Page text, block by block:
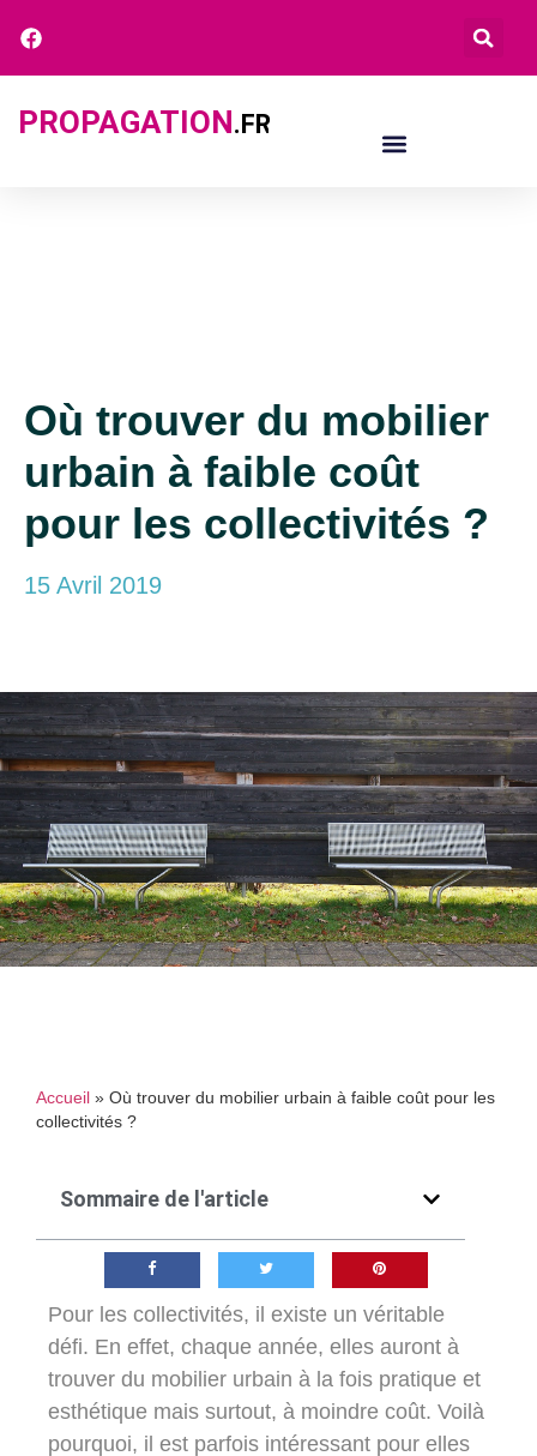
PROPAGATION.FR
Où trouver du mobilier
urbain à faible coût
pour les collectivités ?
15 Avril 2019
Accueil » Où trouver du mobilier urbain à faible coût pour les
collectivités ?
Sommaire de l'article
Pour les collectivités, il existe un véritable
défi. En effet, chaque année, elles auront à
trouver du mobilier urbain à la fois pratique et
esthétique mais surtout, à moindre coût. Voilà
pourquoi, il est parfois intéressant pour elles